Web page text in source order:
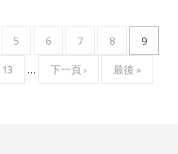
頁
5
頁
6
頁
7
頁
8
目
前
頁
9
頁
13 …
下
下一頁 ›
LAST
最後 »